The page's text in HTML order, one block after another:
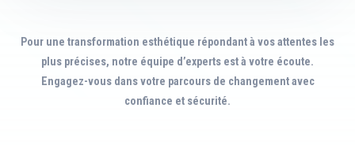
Pour une transformation esthétique répondant à vos attentes les
plus précises, notre équipe d’experts est à votre écoute.
Engagez-vous dans votre parcours de changement avec
confiance et sécurité.